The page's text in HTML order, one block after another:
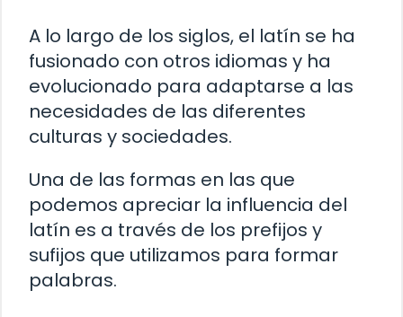
A lo largo de los siglos, el latín se ha
fusionado con otros idiomas y ha
evolucionado para adaptarse a las
necesidades de las diferentes
culturas y sociedades.
Una de las formas en las que
podemos apreciar la influencia del
latín es a través de los prefijos y
sufijos que utilizamos para formar
palabras.